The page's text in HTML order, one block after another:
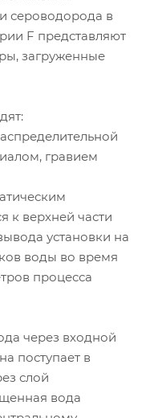
сероводорода в
F представляют
загруженные
гравием
к верхней части
установки на
воды во время
процесса
через входной
поступает в
слой
вода